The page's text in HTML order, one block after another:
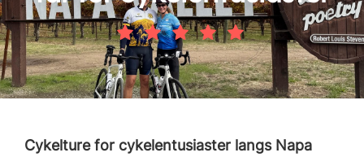
Cykelture for cykelentusiaster langs Napa